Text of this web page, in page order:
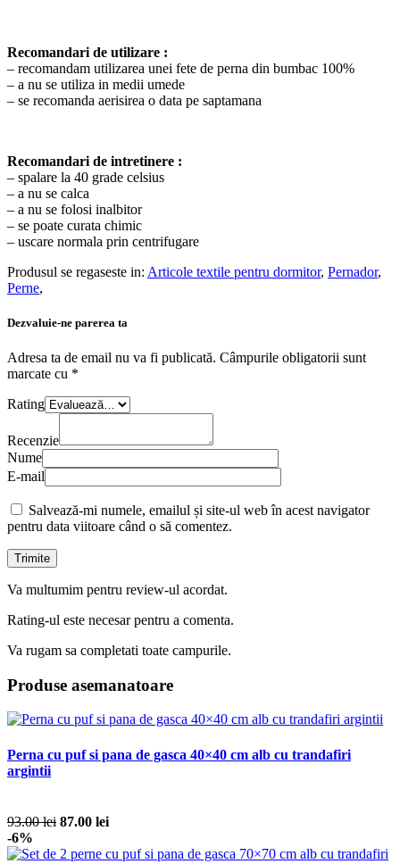
Recomandari de utilizare :
– recomandam utilizarea unei fete de perna din bumbac 100%
– a nu se utiliza in medii umede
– se recomanda aerisirea o data pe saptamana
Recomandari de intretinere :
– spalare la 40 grade celsius
– a nu se calca
– a nu se folosi inalbitor
– se poate curata chimic
– uscare normala prin centrifugare
Produsul se regaseste in: Articole textile pentru dormitor, Pernador,
Perne,
Dezvaluie-ne parerea ta
Adresa ta de email nu va fi publicată. Câmpurile obligatorii sunt
marcate cu *
Rating
Recenzie
Nume
E-mail
Salvează-mi numele, emailul și site-ul web în acest navigator
pentru data viitoare când o să comentez.
Va multumim pentru review-ul acordat.
Rating-ul este necesar pentru a comenta.
Va rugam sa completati toate campurile.
Produse asemanatoare
Perna cu puf si pana de gasca 40×40 cm alb cu trandafiri
argintii
93.00 lei 87.00 lei
-6%